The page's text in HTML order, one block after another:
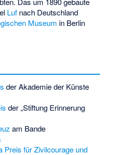
Luf nach Deutschland
Museum in Berlin
der Akademie der Künste
der „Stiftung Erinnerung
am Bande
Preis für Zivilcourage und